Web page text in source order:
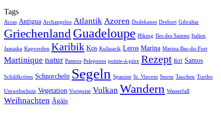
Tags
Acras Antigua Archangelos Atlantik Azoren Dodekanes Drehort Gibraltar
Griechenland Guadeloupe Hiking Iles des Saintes Italien
Jamaika Kapverden Karibik Kos Kulinarik Leros Marina Marina Bas-du-Fort
Martinique natur Patmos Pelepones pointe-à-pitre Rezept Riff Samos
Schildkröten Schnorcheln Segeln Spanien St. Vincent Sturm Tauchen Turtles
Umweltschutz Vegetation Vorspeise Vulkan Wandern Wasserfall
Weihnachten Ägäis